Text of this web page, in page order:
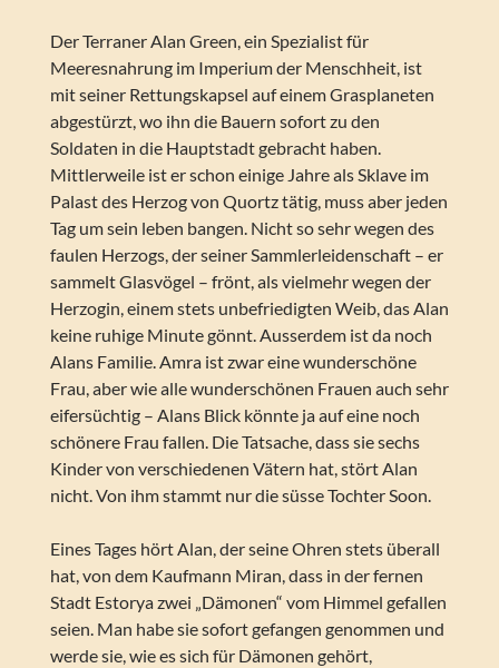
Der Terraner Alan Green, ein Spezialist für
Meeresnahrung im Imperium der Menschheit, ist
mit seiner Rettungskapsel auf einem Grasplaneten
abgestürzt, wo ihn die Bauern sofort zu den
Soldaten in die Hauptstadt gebracht haben.
Mittlerweile ist er schon einige Jahre als Sklave im
Palast des Herzog von Quortz tätig, muss aber jeden
Tag um sein leben bangen. Nicht so sehr wegen des
faulen Herzogs, der seiner Sammlerleidenschaft – er
sammelt Glasvögel – frönt, als vielmehr wegen der
Herzogin, einem stets unbefriedigten Weib, das Alan
keine ruhige Minute gönnt. Ausserdem ist da noch
Alans Familie. Amra ist zwar eine wunderschöne
Frau, aber wie alle wunderschönen Frauen auch sehr
eifersüchtig – Alans Blick könnte ja auf eine noch
schönere Frau fallen. Die Tatsache, dass sie sechs
Kinder von verschiedenen Vätern hat, stört Alan
nicht. Von ihm stammt nur die süsse Tochter Soon.
Eines Tages hört Alan, der seine Ohren stets überall
hat, von dem Kaufmann Miran, dass in der fernen
Stadt Estorya zwei „Dämonen“ vom Himmel gefallen
seien. Man habe sie sofort gefangen genommen und
werde sie, wie es sich für Dämonen gehört,